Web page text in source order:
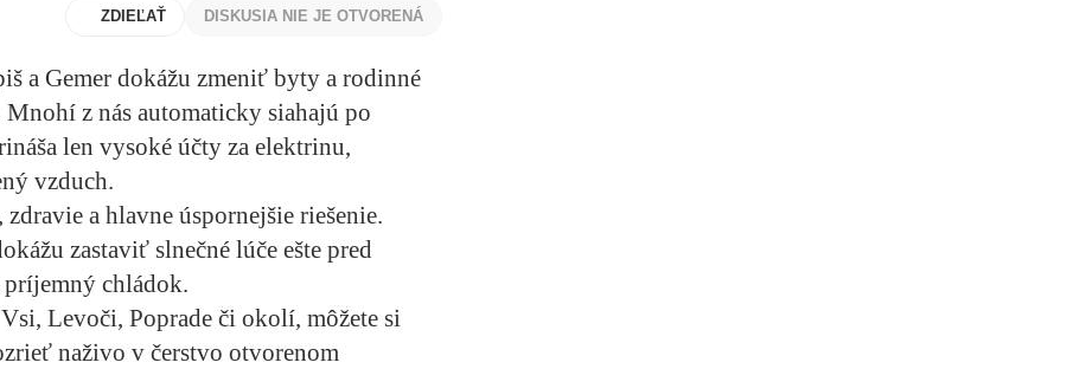
ZDIEĽAŤ DISKUSIA NIE JE OTVORENÁ
a Gemer dokážu zmeniť byty a rodinné
z nás automaticky siahajú po
len vysoké účty za elektrinu,
vzduch.
a hlavne úspornejšie riešenie.
zastaviť slnečné lúče ešte pred
chládok.
Levoči, Poprade či okolí, môžete si
naživo v čerstvo otvorenom